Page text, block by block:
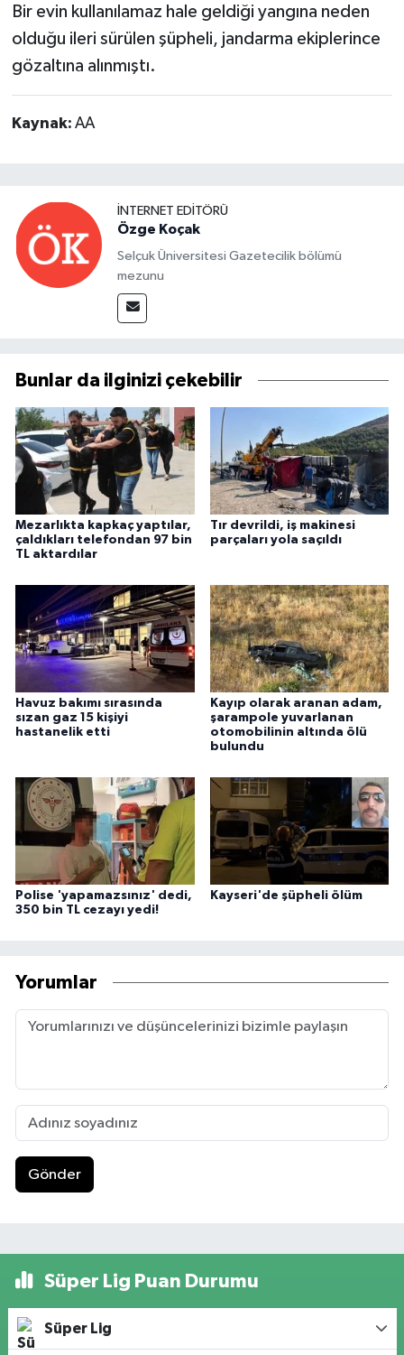
Bir evin kullanılamaz hale geldiği yangına neden
olduğu ileri sürülen şüpheli, jandarma ekiplerince
gözaltına alınmıştı.
Kaynak: AA
İNTERNET EDITÖRÜ
Özge Koçak
Selçuk Üniversitesi Gazetecilik bölümü
mezunu
Bunlar da ilginizi çekebilir
Mezarlıkta kapkaç yaptılar,
çaldıkları telefondan 97 bin
TL aktardılar
Tır devrildi, iş makinesi
parçaları yola saçıldı
Havuz bakımı sırasında
sızan gaz 15 kişiyi
hastanelik etti
Kayıp olarak aranan adam,
şarampole yuvarlanan
otomobilinin altında ölü
bulundu
Polise 'yapamazsınız' dedi,
350 bin TL cezayı yedi!
Kayseri'de şüpheli ölüm
Yorumlar
Gönder
Süper Lig Puan Durumu
Süper Lig